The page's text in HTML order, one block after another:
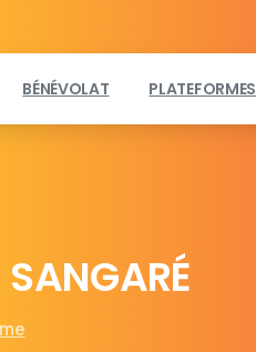
BÉNÉVOLAT PLATEFORMES
SANGARÉ